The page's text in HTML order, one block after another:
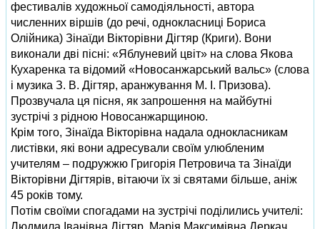
фестивалів художньої самодіяльності, автора
численних віршів (до речі, однокласниці Бориса
Олійника) Зінаїди Вікторівни Дігтяр (Криги). Вони
виконали дві пісні: «Яблуневий цвіт» на слова Якова
Кухаренка та відомий «Новосанжарський вальс» (слова
і музика З. В. Дігтяр, аранжування М. І. Призова).
Прозвучала ця пісня, як запрошення на майбутні
зустрічі з рідною Новосанжарщиною.
Крім того, Зінаїда Вікторівна надала однокласникам
листівки, які вони адресували своїм улюбленим
учителям – подружжю Григорія Петровича та Зінаїди
Вікторівни Дігтярів, вітаючи їх зі святами більше, аніж
45 років тому.
Потім своїми спогадами на зустрічі поділились учителі:
Людмила Іванівна Дігтяр, Марія Максимівна Деркач,